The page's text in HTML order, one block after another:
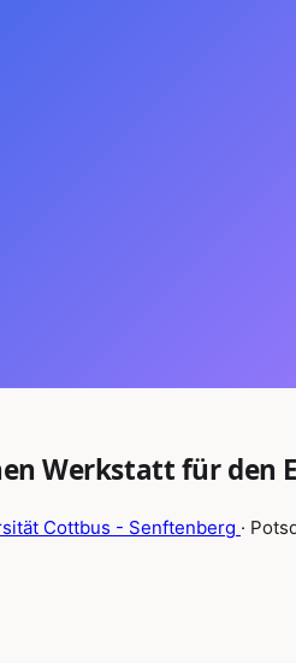
Werkstatt für den
Cottbus - Senftenberg ·